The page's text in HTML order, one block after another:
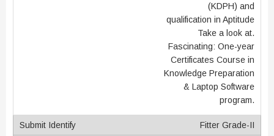
(KDPH) and
qualification in Aptitude
Take a look at.
Fascinating: One-year
Certificates Course in
Knowledge Preparation
& Laptop Software
program.
Fitter Grade-II